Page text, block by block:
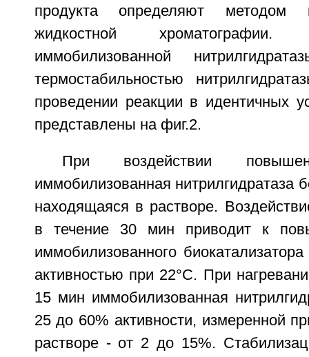
продукта определяют методом
жидкостной хроматографии.
иммобилизованной
термостабильностью
проведении реакции в идентичных
представлены на фиг.2.
При воздействии
иммобилизованная нитрилгидратаза
находящаяся в растворе.
в течение 30 мин приводит к
иммобилизованного
активностью при 22°C. При
15 мин иммобилизованная
25 до 60% активности, измеренной
растворе - от 2 до 15%.